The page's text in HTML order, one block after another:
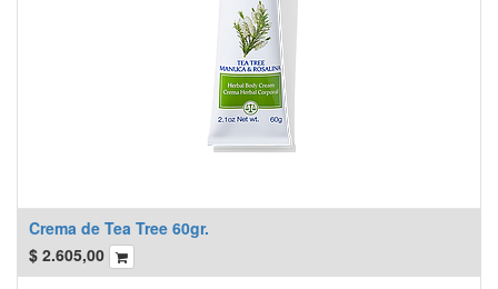
Crema de Tea Tree 60gr.
$ 2.605,00